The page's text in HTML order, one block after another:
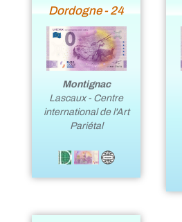
Dordogne - 24
Montignac
Lascaux - Centre
international de l'Art
Pariétal